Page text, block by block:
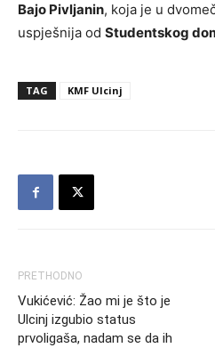
Bajo Pivljanin, koja je u
uspješnija od Studentskog
TAG KMF Ulcinj
PRETHODNO
Vukićević: Žao mi je što je
Ulcinj izgubio status
prvoligaša, nadam se da ih